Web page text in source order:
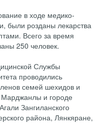
в ходе медико-
были розданы лекарства
Всего за время
250 человек.
Службы
проводились
семей шехидов и
Марджанлы и городе
Зангиланского
района, Лянкяране,